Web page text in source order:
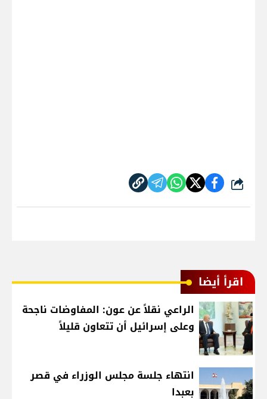
شارك
اقرأ أيضا
الراعي نقلاً عن عون: المفاوضات ناجحة
وعلى إسرائيل أن تتعاون قليلاً
انتهاء جلسة مجلس الوزراء في قصر
بعبدا